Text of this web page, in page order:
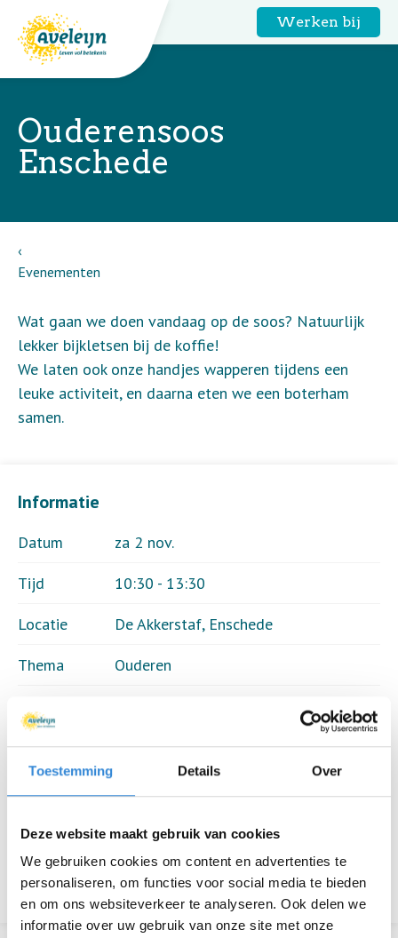
Toestemming Details Over
Deze website maakt gebruik van cookies
We gebruiken cookies om content en advertenties te
personaliseren, om functies voor social media te bieden
en om ons websiteverkeer te analyseren. Ook delen we
informatie over uw gebruik van onze site met onze
Werken bij
Ouderensoos
Enschede
Evenementen
Informatie
Datum
za 2 nov.
Tijd
10:30 - 13:30
Locatie
De Akkerstaf, Enschede
Thema
Ouderen
Deelnemers
26 van 25
Aanmelden is niet meer mogelijk.
Terug naar het overzicht
Wat gaan we doen vandaag op de soos? Natuurlijk
lekker bijkletsen bij de koffie!
We laten ook onze handjes wapperen tijdens een
leuke activiteit, en daarna eten we een boterham
samen.